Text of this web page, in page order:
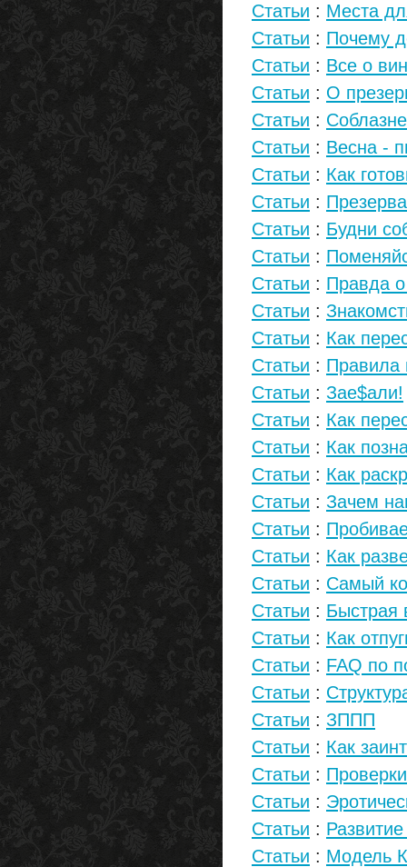
Статьи : Места
Статьи : Почему
Статьи : Все о
Статьи : О
Статьи :
Статьи : Весна -
Статьи : Как
Статьи :
Статьи : Будни
Статьи :
Статьи : Правда
Статьи :
Статьи : Как
Статьи : Правила
Статьи : Зае$али!
Статьи : Как
Статьи : Как
Статьи : Как
Статьи : Зачем
Статьи :
Статьи : Как
Статьи : Самый
Статьи : Быстрая
Статьи : Как
Статьи : FAQ по
Статьи :
Статьи : ЗППП
Статьи : Как
Статьи :
Статьи :
Статьи :
Статьи : Модель